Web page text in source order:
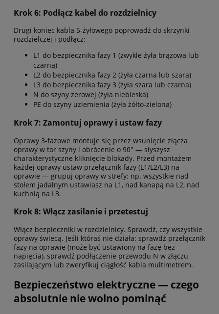
Krok 6: Podłącz kabel do rozdzielnicy
Drugi koniec kabla 5-żyłowego poprowadź do skrzynki
rozdzielczej i podłącz:
L1 do bezpiecznika fazy 1 (zwykle żyła brązowa lub
czarna)
L2 do bezpiecznika fazy 2 (żyła czarna lub szara)
L3 do bezpiecznika fazy 3 (żyła szara lub czarna)
N do szyny zerowej (żyła niebieska)
PE do szyny uziemienia (żyła żółto-zielona)
Krok 7: Zamontuj oprawy i ustaw fazy
Oprawy 3-fazowe montuje się przez wsunięcie złącza
oprawy w tor szyny i obrócenie o 90° — słyszysz
charakterystyczne kliknięcie blokady. Przed montażem
każdej oprawy ustaw przełącznik fazy (L1/L2/L3) na
oprawie — grupuj oprawy w strefy: np. wszystkie nad
stołem jadalnym ustawiasz na L1, nad kanapą na L2, nad
kuchnią na L3.
Krok 8: Włącz zasilanie i przetestuj
Włącz bezpieczniki w rozdzielnicy. Sprawdź, czy wszystkie
oprawy świecą. Jeśli któraś nie działa: sprawdź przełącznik
fazy na oprawie (może być ustawiony na fazę bez
napięcia), sprawdź podłączenie przewodu N w złączu
zasilającym lub zweryfikuj ciągłość kabla multimetrem.
Bezpieczeństwo elektryczne — czego
absolutnie nie wolno pominąć